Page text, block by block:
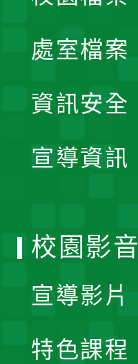
處室檔案
資訊安全
宣導資訊
校園影音
宣導影片
特色課程